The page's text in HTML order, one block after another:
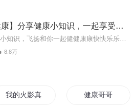
【飞扬聊健康】分享健康小知识，一起享受健康快乐生活
8.8万
我的火影真是太稳健了 健康哥哥